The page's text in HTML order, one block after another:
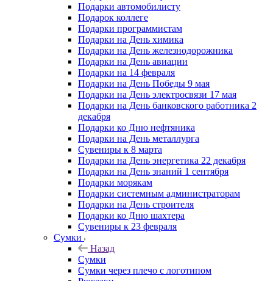
Подарки автомобилисту
Подарок коллеге
Подарки программистам
Подарки на День химика
Подарки на День железнодорожника
Подарки на День авиации
Подарки на 14 февраля
Подарки на День Победы 9 мая
Подарки на День электросвязи 17 мая
Подарки на День банковского работника 2
декабря
Подарки ко Дню нефтяника
Подарки на День металлурга
Сувениры к 8 марта
Подарки на День энергетика 22 декабря
Подарки на День знаний 1 сентября
Подарки морякам
Подарки системным администраторам
Подарки на День строителя
Подарки ко Дню шахтера
Сувениры к 23 февраля
Сумки
Назад
Сумки
Сумки через плечо с логотипом